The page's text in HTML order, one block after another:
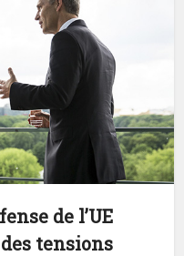
de l’UE
tensions